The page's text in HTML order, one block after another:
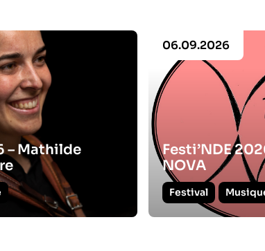
– Mathilde
06.09.2026
Festi’NDE
NOVA
Festival